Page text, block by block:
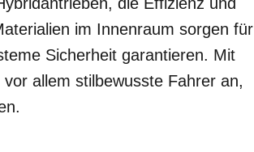
im Innenraum sorgen für
Sicherheit garantieren. Mit
allem stilbewusste Fahrer an,